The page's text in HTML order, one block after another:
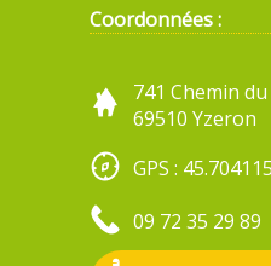
Coordonnées :
741 Chemin
69510 Yzeron
GPS :
09 72 35 29 89